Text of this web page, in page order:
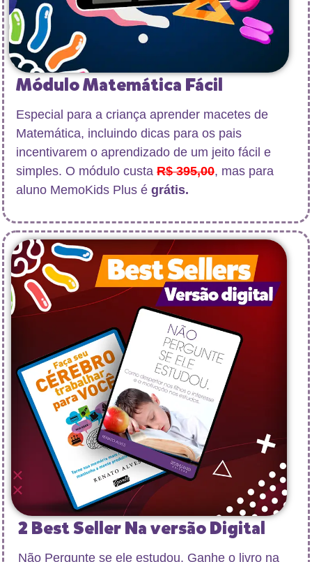
Módulo Matemática Fácil
Especial para a criança aprender macetes de
Matemática, incluindo dicas para os pais
incentivarem o aprendizado de um jeito fácil e
simples. O módulo custa R$ 395,00, mas para
aluno MemoKids Plus é grátis.
2 Best Seller Na versão Digital
Não Pergunte se ele estudou. Ganhe o livro na